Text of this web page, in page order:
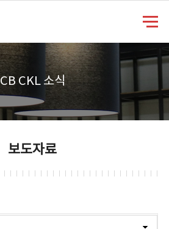
CB CKL 소식
보도자료